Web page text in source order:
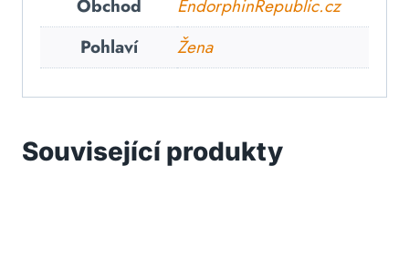
Obchod
EndorphinRepublic.cz
Pohlaví
Žena
Související produkty